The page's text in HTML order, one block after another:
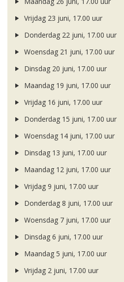
Vrijdag 23 juni, 17.00 uur
Donderdag 22 juni, 17.00 uur
Woensdag 21 juni, 17.00 uur
Dinsdag 20 juni, 17.00 uur
Maandag 19 juni, 17.00 uur
Vrijdag 16 juni, 17.00 uur
Donderdag 15 juni, 17.00 uur
Woensdag 14 juni, 17.00 uur
Dinsdag 13 juni, 17.00 uur
Maandag 12 juni, 17.00 uur
Vrijdag 9 juni, 17.00 uur
Donderdag 8 juni, 17.00 uur
Woensdag 7 juni, 17.00 uur
Dinsdag 6 juni, 17.00 uur
Maandag 5 juni, 17.00 uur
Vrijdag 2 juni, 17.00 uur